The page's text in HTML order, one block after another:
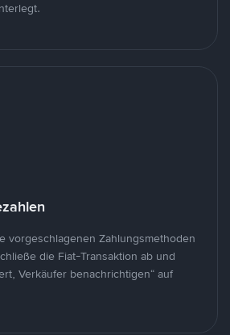
vorgeschlagenen Zahlungsmethoden
die Fiat-Transaktion ab und
Verkäufer benachrichtigen“ auf